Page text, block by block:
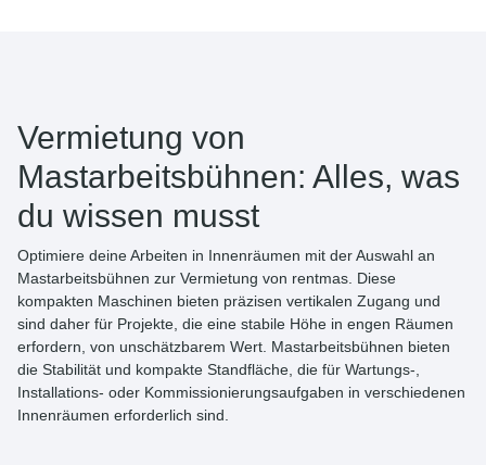
Vermietung von
Mastarbeitsbühnen: Alles, was
du wissen musst
Optimiere deine Arbeiten in Innenräumen mit der Auswahl an
Mastarbeitsbühnen zur Vermietung von rentmas . Diese
kompakten Maschinen bieten präzisen vertikalen Zugang und
sind daher für Projekte, die eine stabile Höhe in engen Räumen
erfordern, von unschätzbarem Wert. Mastarbeitsbühnen bieten
die Stabilität und kompakte Standfläche, die für Wartungs-,
Installations- oder Kommissionierungsaufgaben in verschiedenen
Innenräumen erforderlich sind.